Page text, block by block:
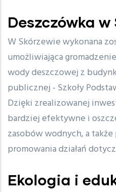
Deszczówka w
W Skórzewie wykonana
umożliwiająca
wody deszczowej z
publicznej - Szkoły
Dzięki zrealizowanej
bardziej efektywne i
zasobów wodnych, a
promowania działań
Ekologia i